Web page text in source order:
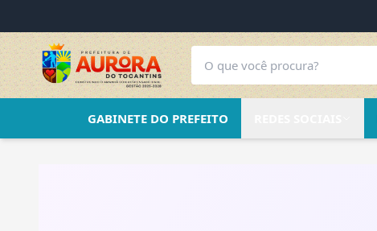
GABINETE DO PREFEITO